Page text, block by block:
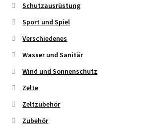
Schutzausrüstung
Sport und Spiel
Verschiedenes
Wasser und Sanitär
Wind und Sonnenschutz
Zelte
Zeltzubehör
Zubehör